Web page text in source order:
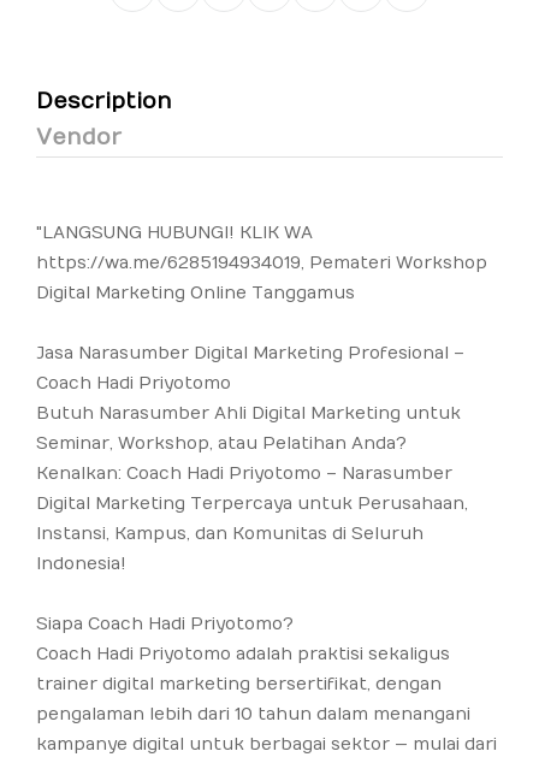
Description
Vendor
"LANGSUNG HUBUNGI! KLIK WA
https://wa.me/6285194934019, Pemateri Workshop
Digital Marketing Online Tanggamus
Jasa Narasumber Digital Marketing Profesional –
Coach Hadi Priyotomo
Butuh Narasumber Ahli Digital Marketing untuk
Seminar, Workshop, atau Pelatihan Anda?
Kenalkan: Coach Hadi Priyotomo – Narasumber
Digital Marketing Terpercaya untuk Perusahaan,
Instansi, Kampus, dan Komunitas di Seluruh
Indonesia!
Siapa Coach Hadi Priyotomo?
Coach Hadi Priyotomo adalah praktisi sekaligus
trainer digital marketing bersertifikat, dengan
pengalaman lebih dari 10 tahun dalam menangani
kampanye digital untuk berbagai sektor — mulai dari